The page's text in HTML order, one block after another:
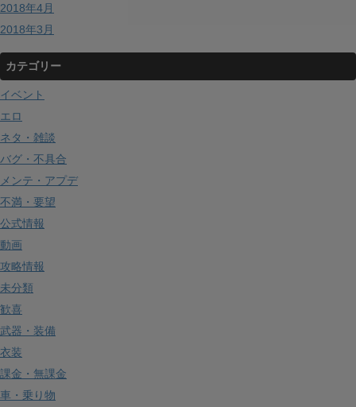
2018年4月
2018年3月
カテゴリー
イベント
エロ
ネタ・雑談
バグ・不具合
メンテ・アプデ
不満・要望
公式情報
動画
攻略情報
未分類
歓喜
武器・装備
衣装
課金・無課金
車・乗り物